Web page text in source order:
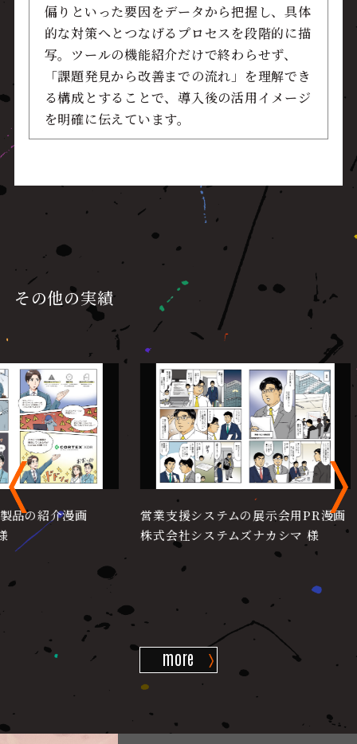
偏りといった要因をデータから把握し、具体
的な対策へとつなげるプロセスを段階的に描
写。ツールの機能紹介だけで終わらせず、
「課題発見から改善までの流れ」を理解でき
る構成とすることで、導入後の活用イメージ
を明確に伝えています。
その他の実績
紹介漫画
営業支援システムの展示会用PR漫画
株式会社システムズナカシマ 様
more